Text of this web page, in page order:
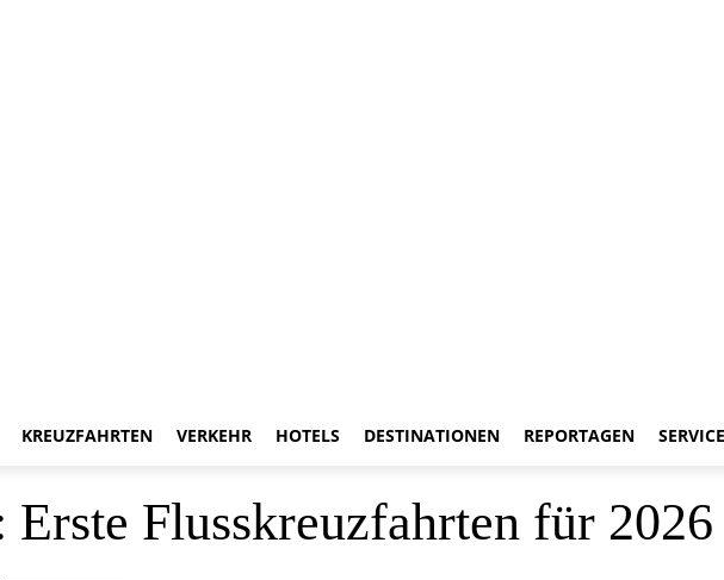
KREUZFAHRTEN VERKEHR HOTELS DESTINATIONEN REPORTAGEN
Erste Flusskreuzfahrten für